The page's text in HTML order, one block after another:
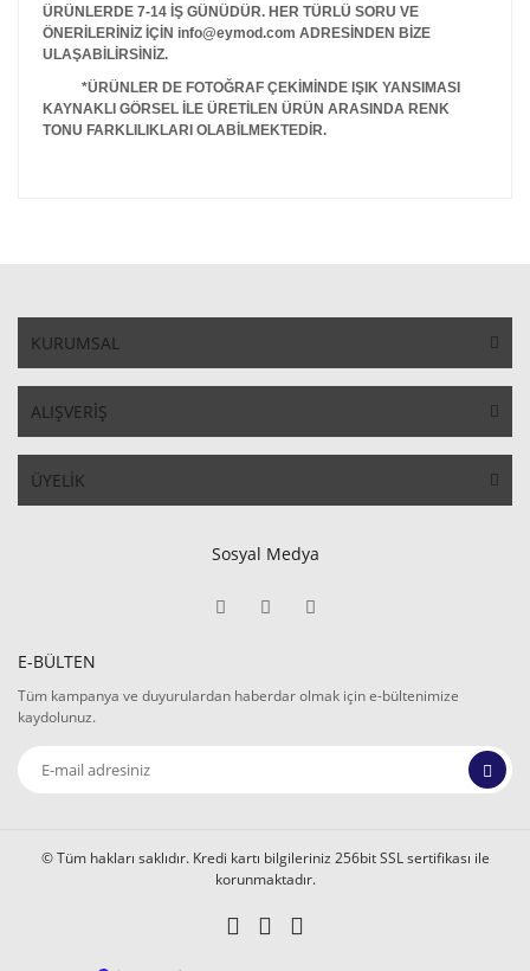
ÜRÜNLERDE 7-14 İŞ GÜNÜDÜR. HER TÜRLÜ SORU VE
ÖNERİLERİNİZ İÇİN info@eymod.com ADRESİNDEN BİZE
ULAŞABİLİRSİNİZ.
*ÜRÜNLER DE FOTOĞRAF ÇEKİMİNDE IŞIK YANSIMASI
KAYNAKLI GÖRSEL İLE ÜRETİLEN ÜRÜN ARASINDA RENK
TONU FARKLILIKLARI OLABİLMEKTEDİR.
KURUMSAL
ALIŞVERİŞ
ÜYELİK
Sosyal Medya
E-BÜLTEN
Tüm kampanya ve duyurulardan haberdar olmak için e-bültenimize
kaydolunuz.
© Tüm hakları saklıdır. Kredi kartı bilgileriniz 256bit SSL sertifikası ile
korunmaktadır.